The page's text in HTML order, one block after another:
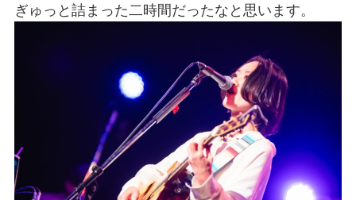
ぎゅっと詰まった二時間だったなと思います。